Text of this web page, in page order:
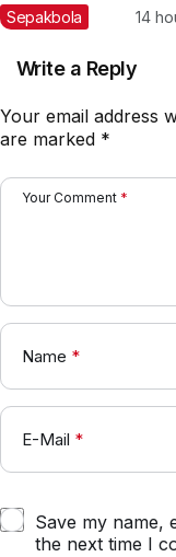
Indonesia di Piala
Belakang?
Sepakbola 14
Write a Reply
Your email address
are marked *
Your Comment *
Name *
E-Mail *
Save my name,
the next time I